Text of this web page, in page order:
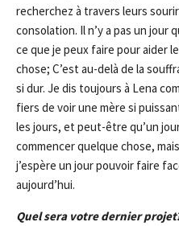
recherchez à travers leurs
consolation. Il n’y a pas un jour
ce que je peux faire pour aider
chose; C’est au-delà de la
si dur. Je dis toujours à Lena
fiers de voir une mère si
les jours, et peut-être qu’un
commencer quelque chose,
j’espère un jour pouvoir faire
aujourd’hui.
Quel sera votre dernier